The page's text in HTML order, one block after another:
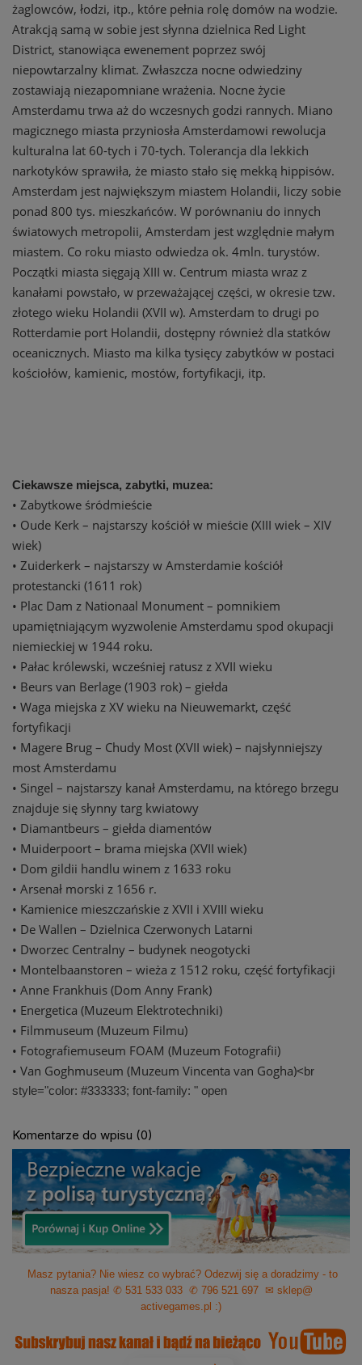
żaglowców, łodzi, itp., które pełnia rolę domów na wodzie.
Atrakcją samą w sobie jest słynna dzielnica Red Light
District, stanowiąca ewenement poprzez swój
niepowtarzalny klimat. Zwłaszcza nocne odwiedziny
zostawiają niezapomniane wrażenia. Nocne życie
Amsterdamu trwa aż do wczesnych godzi rannych. Miano
magicznego miasta przyniosła Amsterdamowi rewolucja
kulturalna lat 60-tych i 70-tych. Tolerancja dla lekkich
narkotyków sprawiła, że miasto stało się mekką hippisów.
Amsterdam jest największym miastem Holandii, liczy sobie
ponad 800 tys. mieszkańców. W porównaniu do innych
światowych metropolii, Amsterdam jest względnie małym
miastem. Co roku miasto odwiedza ok. 4mln. turystów.
Początki miasta sięgają XIII w. Centrum miasta wraz z
kanałami powstało, w przeważającej części, w okresie tzw.
złotego wieku Holandii (XVII w). Amsterdam to drugi po
Rotterdamie port Holandii, dostępny również dla statków
oceanicznych. Miasto ma kilka tysięcy zabytków w postaci
kościołów, kamienic, mostów, fortyfikacji, itp.
Ciekawsze miejsca, zabytki, muzea:
• Zabytkowe śródmieście
• Oude Kerk – najstarszy kościół w mieście (XIII wiek – XIV
wiek)
• Zuiderkerk – najstarszy w Amsterdamie kościół
protestancki (1611 rok)
• Plac Dam z Nationaal Monument – pomnikiem
upamiętniającym wyzwolenie Amsterdamu spod okupacji
niemieckiej w 1944 roku.
• Pałac królewski, wcześniej ratusz z XVII wieku
• Beurs van Berlage (1903 rok) – giełda
• Waga miejska z XV wieku na Nieuwemarkt, część
fortyfikacji
• Magere Brug – Chudy Most (XVII wiek) – najsłynniejszy
most Amsterdamu
• Singel – najstarszy kanał Amsterdamu, na którego brzegu
znajduje się słynny targ kwiatowy
• Diamantbeurs – giełda diamentów
• Muiderpoort – brama miejska (XVII wiek)
• Dom gildii handlu winem z 1633 roku
• Arsenał morski z 1656 r.
• Kamienice mieszczańskie z XVII i XVIII wieku
• De Wallen – Dzielnica Czerwonych Latarni
• Dworzec Centralny – budynek neogotycki
• Montelbaanstoren – wieża z 1512 roku, część fortyfikacji
• Anne Frankhuis (Dom Anny Frank)
• Energetica (Muzeum Elektrotechniki)
• Filmmuseum (Muzeum Filmu)
• Fotografiemuseum FOAM (Muzeum Fotografii)
• Van Goghmuseum (Muzeum Vincenta van Gogha)<br
style="color: #333333; font-family: " open
Komentarze do wpisu (0)
Masz pytania? Nie wiesz co wybrać? Odezwij się a doradzimy - to
nasza pasja! ✆ 531 533 033 ✆ 796 521 697
✉ sklep@
activegames.pl :)